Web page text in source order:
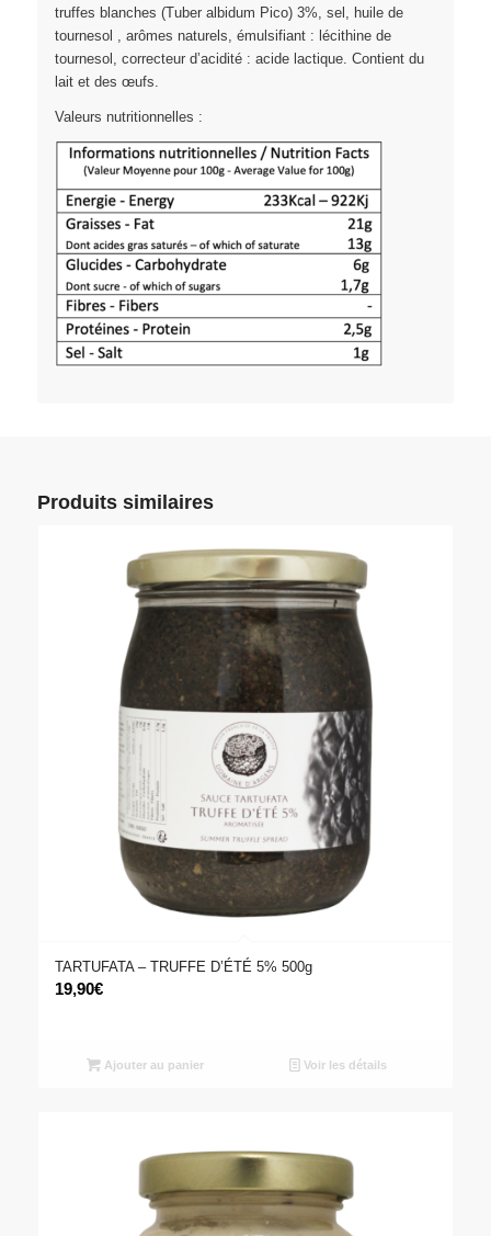
truffes blanches (Tuber albidum Pico) 3%, sel, huile de
tournesol , arômes naturels, émulsifiant : lécithine de
tournesol, correcteur d’acidité : acide lactique. Contient du
lait et des œufs.
Valeurs nutritionnelles :
Produits similaires
TARTUFATA – TRUFFE D’ÉTÉ 5% 500g
19,90€
Ajouter au panier Voir les détails